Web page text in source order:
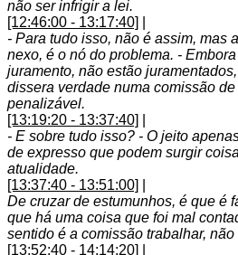
não ser infrigir a lei.
[12:46:00 - 13:17:40]
- Para tudo isso, não é assim, mas
nexo, é o nó do problema. -
juramento, não estão
dissera verdade numa comissão
penalizável.
[13:19:20 - 13:37:40]
- E sobre tudo isso? - O jeito
de expresso que podem surgir
atualidade.
[13:37:40 - 13:51:00]
De cruzar de estumunhos, é que é
que há uma coisa que foi mal
sentido é a comissão trabalhar, não
[13:52:40 - 14:14:20]